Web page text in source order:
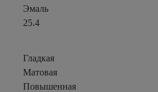
Эмаль
25.4
Гладкая
Матовая
Повышенная